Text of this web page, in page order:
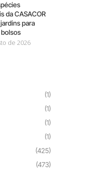
da CASACOR
para
de 2026
(1)
(1)
(1)
(1)
(425)
(473)